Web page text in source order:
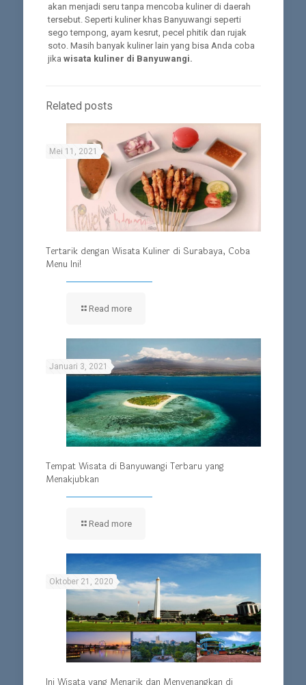
akan menjadi seru tanpa mencoba kuliner di daerah
tersebut. Seperti kuliner khas Banyuwangi seperti
sego tempong, ayam kesrut, pecel phitik dan rujak
soto. Masih banyak kuliner lain yang bisa Anda coba
jika wisata kuliner di Banyuwangi.
Related posts
Mei 11, 2021
Tertarik dengan Wisata Kuliner di Surabaya, Coba
Menu Ini!
Read more
Januari 3, 2021
Tempat Wisata di Banyuwangi Terbaru yang
Menakjubkan
Read more
Oktober 21, 2020
Ini Wisata yang Menarik dan Menyenangkan di